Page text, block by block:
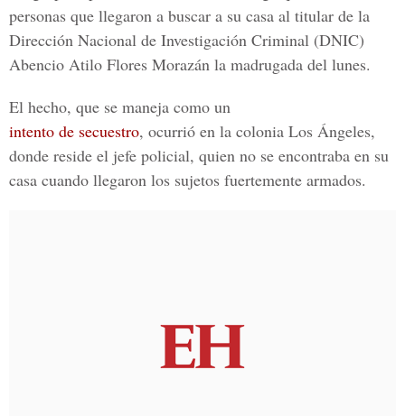
personas que llegaron a buscar a su casa al titular de la
Dirección Nacional de Investigación Criminal (DNIC)
Abencio Atilo Flores Morazán la madrugada del lunes.
El hecho, que se maneja como un
intento de secuestro, ocurrió en la colonia Los Ángeles,
donde reside el jefe policial, quien no se encontraba en su
casa cuando llegaron los sujetos fuertemente armados.